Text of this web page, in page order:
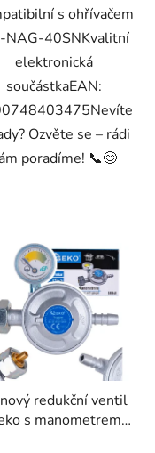
s ohřívačem
NAG-40SNKvalitní
elektronická
součástkaEAN:
Ozvěte se – rádi
poradíme! 📞😊
redukční ventil
s manometrem